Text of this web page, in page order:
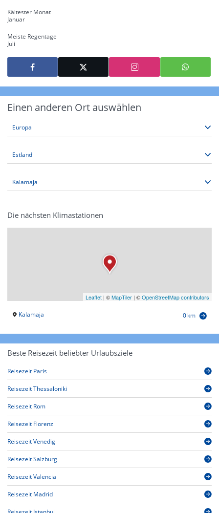
Kältester Monat
Januar
Meiste Regentage
Juli
Einen anderen Ort auswählen
Die nächsten Klimastationen
Leaflet | ©MapTiler | ©OpenStreetMap contributors
Kalamaja 0 km
Beste Reisezeit beliebter Urlaubsziele
Reisezeit Paris
Reisezeit Thessaloniki
Reisezeit Rom
Reisezeit Florenz
Reisezeit Venedig
Reisezeit Salzburg
Reisezeit Valencia
Reisezeit Madrid